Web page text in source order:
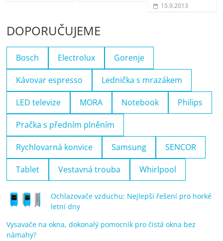
15.9.2013
DOPORUČUJEME
Bosch Electrolux Gorenje
Kávovar espresso Lednička s mrazákem
LED televize MORA Notebook Philips
Pračka s předním plněním
Rychlovarná konvice Samsung SENCOR
Tablet Vestavná trouba Whirlpool
Ochlazovače vzduchu: Nejlepší řešení pro horké
letní dny
Vysavače na okna, dokonalý pomocník pro čistá okna bez
námahy?